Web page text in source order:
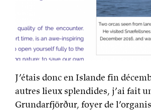
J’étais donc en Islande fin
autres lieux splendides, j’ai fait
Grundarfjörður, foyer de